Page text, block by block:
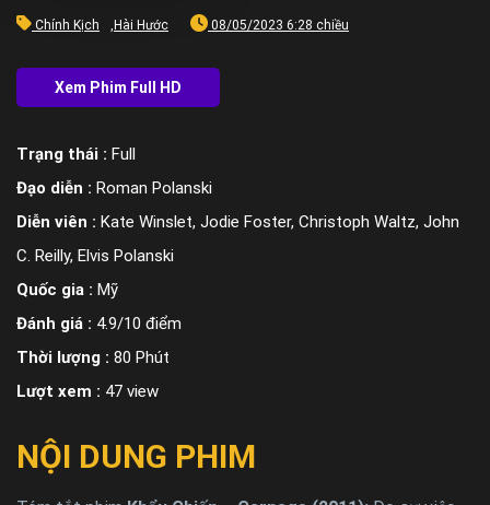
Chính Kịch , Hài Hước 08/05/2023 6:28 chiều
Trạng thái : Full
Đạo diễn : Roman Polanski
Diễn viên : Kate Winslet, Jodie Foster, Christoph Waltz, John
C. Reilly, Elvis Polanski
Quốc gia : Mỹ
Đánh giá : 4.9/10 điểm
Thời lượng : 80 Phút
Lượt xem : 47 view
NỘI DUNG PHIM